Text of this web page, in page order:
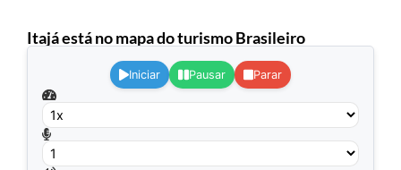
Itajá está no mapa do turismo Brasileiro
Iniciar Pausar Parar